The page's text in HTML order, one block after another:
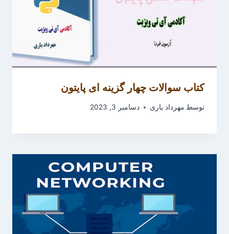
کتاب سوالات چهار گزینه ای پایتون
توسط مهرداد یاری دسامبر 3, 2023